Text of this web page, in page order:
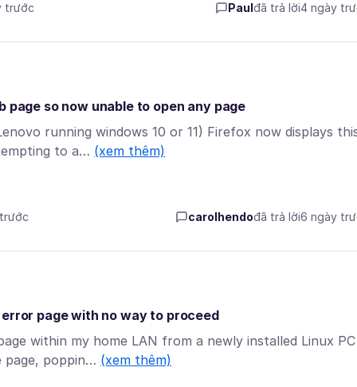
trước Paulđã trả lời4 ngày
so now unable to open any page
running windows 10 or 11) Firefox now displays
to a… (xem thêm)
carolhendođã trả lời6 ngày
page with no way to proceed
within my home LAN from a newly installed Linux PC
page, poppin… (xem thêm)